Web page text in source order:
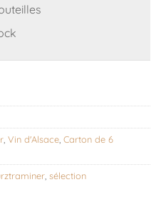
Vin d'Alsace Carton de 6
sélection